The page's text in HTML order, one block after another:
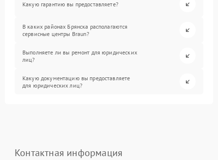
Какую гарантию вы предоставляете?
В каких районах Брянска располагаются
сервисные центры Braun?
Выполняете ли вы ремонт для юридических
лиц?
Какую документацию вы предоставляете
для юридических лиц?
Контактная информация